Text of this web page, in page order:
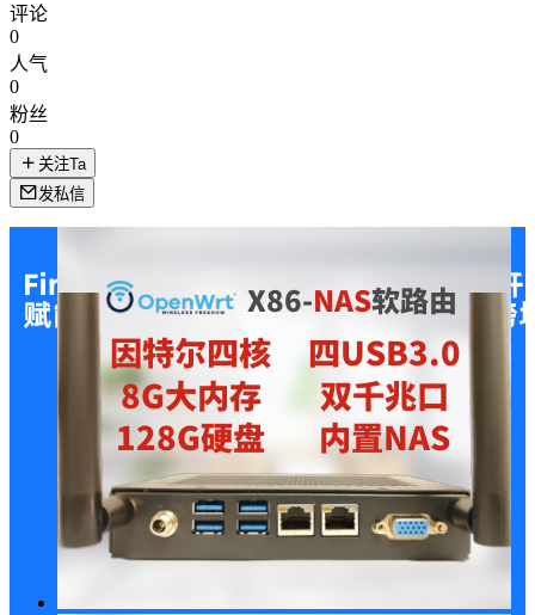
评论
0
人气
0
粉丝
0
关注Ta
发私信